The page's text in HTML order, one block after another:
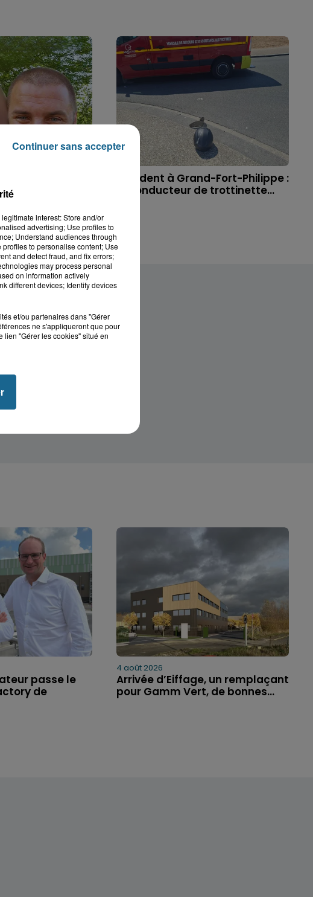
à
: Michael,
Accident à Grand-Fort-Philippe :
le conducteur de trottinette...
passe le
de
4 août 2026
Arrivée d’Eiffage, un remplaçant
pour Gamm Vert, de bonnes...
interest: Store and/or
advertising; Use profiles to
Understand audiences through
to personalise content; Use
and detect fraud, and fix errors;
may process personal
on information actively
different devices; Identify devices
et/ou partenaires dans "Gérer
ne s'appliqueront que pour
lien "Gérer les cookies" situé en
Continuer sans accepter